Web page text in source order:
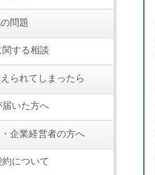
問題
関する相談
られてしまったら
届いた方へ
企業経営者の方へ
約について